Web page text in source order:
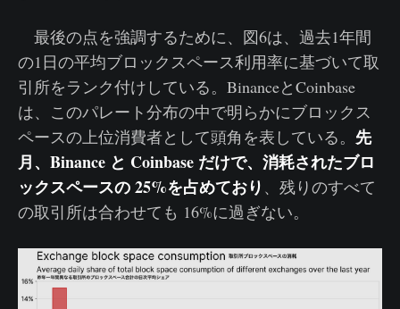
最後の点を強調するために、図6は、過去1年間
の1日の平均ブロックスペース利用率に基づいて取
引所をランク付けしている。BinanceとCoinbase
は、このパレート分布の中で明らかにブロックス
ペースの上位消費者として頭角を表している。 先
月、Binance と Coinbase だけで、消耗されたブロ
ックスペースの 25%を占めており 、残りのすべて
の取引所は合わせても 16%に過ぎない。